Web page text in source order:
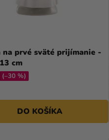
na prvé sväté prijímanie -
cm
(–30 %)
DO KOŠÍKA